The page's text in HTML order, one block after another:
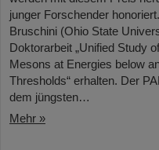
junger Forschender
Bruschini (Ohio State
Doktorarbeit „Unified Study
Mesons at Energies below
Thresholds“ erhalten. Der
dem jüngsten…
Mehr »